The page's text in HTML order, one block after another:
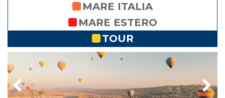
MARE ITALIA
MARE ESTERO
TOUR